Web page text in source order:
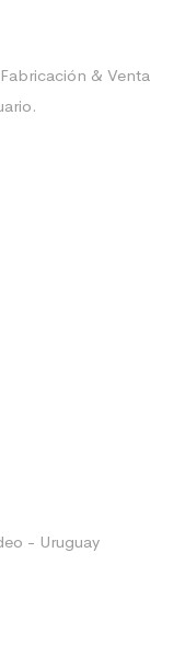
& Venta
- Uruguay